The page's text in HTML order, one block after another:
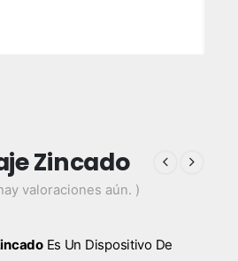
Zincado
valoraciones aún. )
Es Un Dispositivo De